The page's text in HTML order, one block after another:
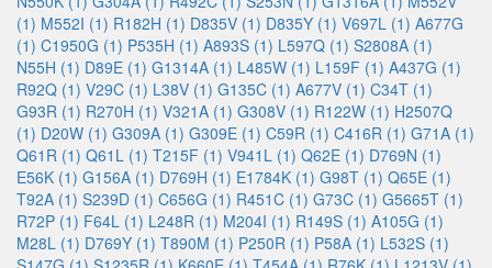
(1) M552I (1) R182H (1) D835V (1) D835Y (1) V697L (1) A677G
(1) C1950G (1) P535H (1) A893S (1) L597Q (1) S2808A (1)
N55H (1) D89E (1) G1314A (1) L485W (1) L159F (1) A437G (1)
R92Q (1) V29C (1) L38V (1) G135C (1) A677V (1) C34T (1)
G93R (1) R270H (1) V321A (1) G308V (1) R122W (1) H2507Q
(1) D20W (1) G309A (1) G309E (1) C59R (1) C416R (1) G71A (1)
Q61R (1) Q61L (1) T215F (1) V941L (1) Q62E (1) D769N (1)
E56K (1) G156A (1) D769H (1) E1784K (1) G98T (1) Q65E (1)
T92A (1) S239D (1) C656G (1) R451C (1) G73C (1) G5665T (1)
R72P (1) F64L (1) L248R (1) M204I (1) R149S (1) A105G (1)
M28L (1) D769Y (1) T890M (1) P250R (1) P58A (1) L532S (1)